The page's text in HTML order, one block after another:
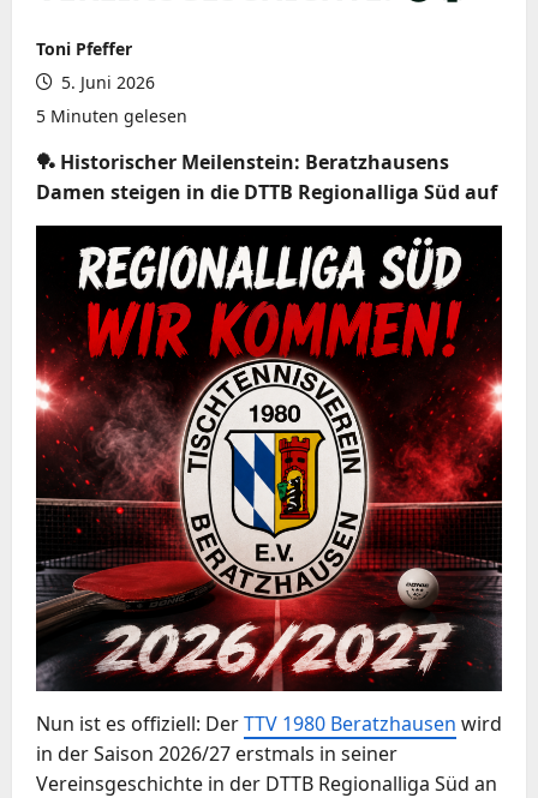
Toni Pfeffer
5. Juni 2026
5 Minuten gelesen
🏓 Historischer Meilenstein: Beratzhausens
Damen steigen in die DTTB Regionalliga Süd auf
Nun ist es offiziell: DerTTV 1980 Beratzhausen wird
in der Saison 2026/27 erstmals in seiner
Vereinsgeschichte in der DTTB Regionalliga Süd an